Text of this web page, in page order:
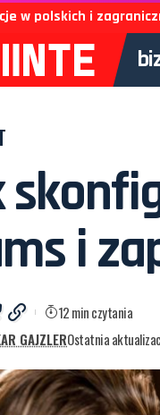
w polskich i
i
GAJZLEROstatnia
12 min czytania